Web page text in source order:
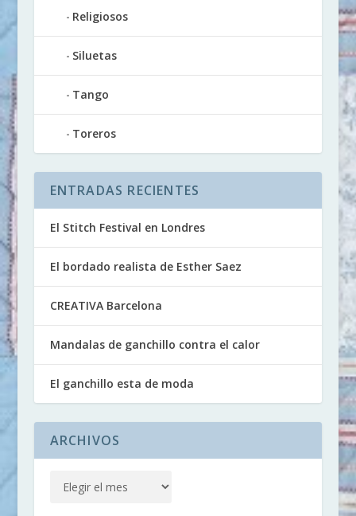
Religiosos
Siluetas
Tango
Toreros
ENTRADAS RECIENTES
El Stitch Festival en Londres
El bordado realista de Esther Saez
CREATIVA Barcelona
Mandalas de ganchillo contra el calor
El ganchillo esta de moda
ARCHIVOS